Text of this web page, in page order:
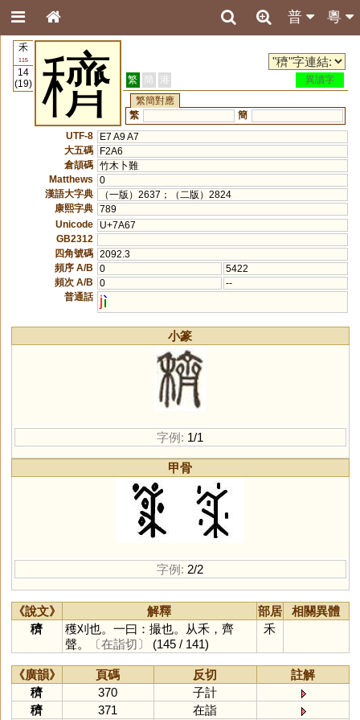
粵
普
禾
115
14
(19)
穧 繁 簡 港
異讀字
繁簡對應
繁
簡
UTF-8
E7 A9 A7
大五碼
F2A6
倉頡碼 竹木卜難
Matthews
0
漢語大字典
（一版）2637；（二版）2824
康熙字典 789
Unicode
U+7A67
GB2312
四角號碼 2092.3
頻序 A/B
0
5422
頻次 A/B
0
--
普通話
j
小篆
字例: 1/1
甲骨
字例: 2/2
《說文》 解釋 部居
相關異體
穧
穫刈也。一曰：撮也。从禾，齊
聲。
〔在詣切〕 (145 / 141)
禾
《廣韻》 頁碼 反切
註解
穧
370
子計
穧
371
在詣